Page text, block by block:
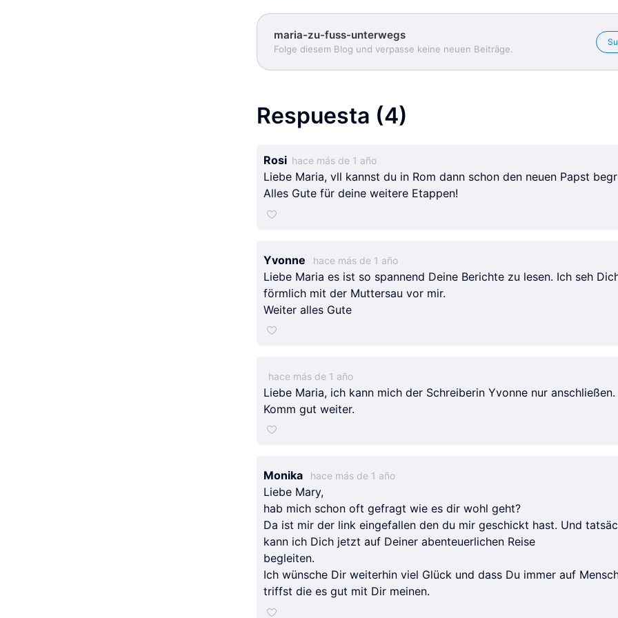
maria-zu-fuss-unterwegs
Folge diesem Blog und verpasse keine neuen Beiträge.
Respuesta (4)
Rosi hace más de 1 año
Liebe Maria, vll kannst du in Rom dann schon den neuen Papst
Alles Gute für deine weitere Etappen!
Yvonne hace más de 1 año
Liebe Maria es ist so spannend Deine Berichte zu lesen. Ich seh
förmlich mit der Muttersau vor mir.
Weiter alles Gute
hace más de 1 año
Liebe Maria, ich kann mich der Schreiberin Yvonne nur anschließen.
Komm gut weiter.
Monika hace más de 1 año
Liebe Mary,
hab mich schon oft gefragt wie es dir wohl geht?
Da ist mir der link eingefallen den du mir geschickt hast. Und
kann ich Dich jetzt auf Deiner abenteuerlichen Reise
begleiten.
Ich wünsche Dir weiterhin viel Glück und dass Du immer auf